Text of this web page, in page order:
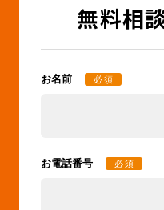
無料相
お名前 必須
お電話番号 必須